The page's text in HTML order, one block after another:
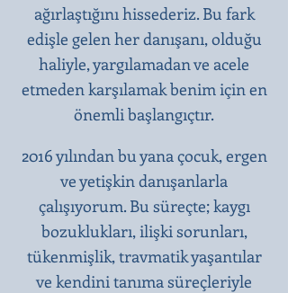
ağırlaştığını hissederiz. Bu fark
edişle gelen her danışanı, olduğu
haliyle, yargılamadan ve acele
etmeden karşılamak benim için en
önemli başlangıçtır.​
2016 yılından bu yana çocuk, ergen
ve yetişkin danışanlarla
çalışıyorum. Bu süreçte; kaygı
bozuklukları, ilişki sorunları,
tükenmişlik, travmatik yaşantılar
ve kendini tanıma süreçleriyle